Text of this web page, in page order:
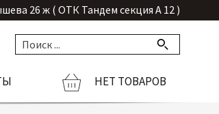
26 ж ( ОТК Тандем секция А 12 )
НЕТ ТОВАРОВ